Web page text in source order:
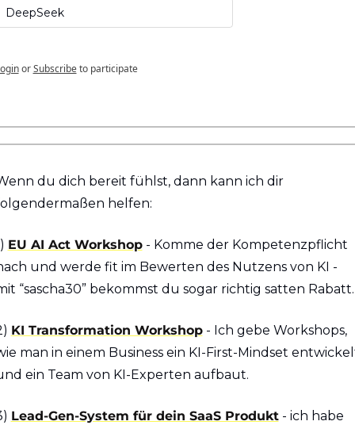
DeepSeek
or Subscribe to participate
du dich bereit fühlst, dann kann ich dir
helfen:
EU AI Act Workshop - Komme der Kompetenzpflicht
und werde fit im Bewerten des Nutzens von KI -
“sascha30” bekommst du sogar richtig satten Rabatt.
KI Transformation Workshop - Ich gebe Workshops,
man in einem Business ein KI-First-Mindset
ein Team von KI-Experten aufbaut.
Lead-Gen-System für dein SaaS Produkt - ich habe